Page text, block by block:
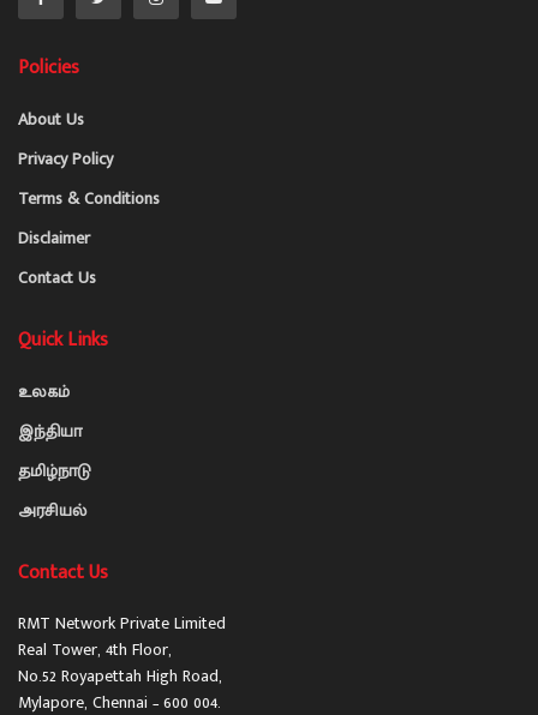
Policies
About Us
Privacy Policy
Terms & Conditions
Disclaimer
Contact Us
Quick Links
உலகம்
இந்தியா
தமிழ்நாடு
அரசியல்
Contact Us
RMT Network Private Limited
Real Tower, 4th Floor,
No.52 Royapettah High Road,
Mylapore, Chennai – 600 004.